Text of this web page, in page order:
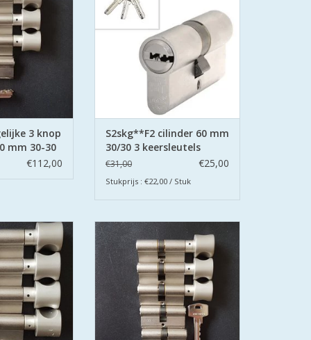
met
beide zijden.
WINKELWAGEN
3 knop
mm 30-30
€112,00
De cilinders zijn uitgevoerd met
boorbeveiliging aan beide zijden.
TOEVOEGEN AAN WINKELWAGEN
S2skg**F2 cilinder 60 mm
30/30 3 keersleutels
€31,00 €25,00
Stukprijs : €22,00 / Stuk
knopcilinders
genummerde
s2skg**f6
Veilig Wonen
kunt u
cilinders na
WINKELWAGEN
De S2 veiligheidscilinders zijn SKG
gecertificeerd volgens Politie
Keurmerk Veilig Wonen®.
De cilinders zijn uitgevoerd met
boorbeveiliging aan beide zijden.
TOEVOEGEN AAN WINKELWAGEN